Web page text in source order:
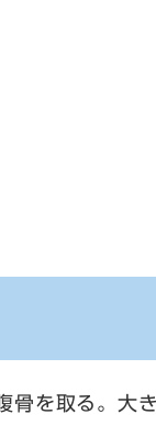
骨を取る。大